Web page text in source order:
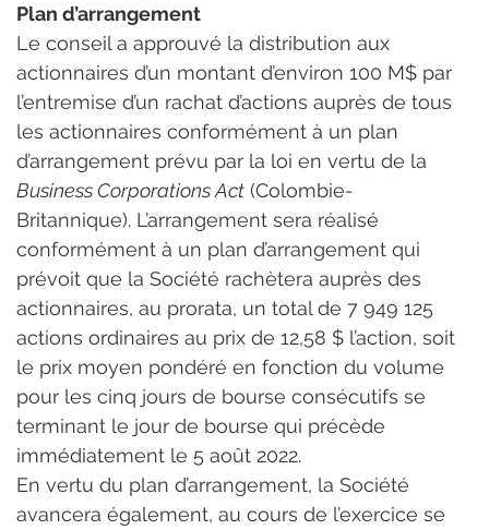
Plan d’arrangement
Le conseil a approuvé la distribution aux
actionnaires d’un montant d’environ 100 M$ par
l’entremise d’un rachat d’actions auprès de tous
les actionnaires conformément à un plan
d’arrangement prévu par la loi en vertu de la
Business Corporations Act (Colombie-
Britannique). L’arrangement sera réalisé
conformément à un plan d’arrangement qui
prévoit que la Société rachètera auprès des
actionnaires, au prorata, un total de 7 949 125
actions ordinaires au prix de 12,58 $ l’action, soit
le prix moyen pondéré en fonction du volume
pour les cinq jours de bourse consécutifs se
terminant le jour de bourse qui précède
immédiatement le 5 août 2022.
En vertu du plan d’arrangement, la Société
avancera également, au cours de l’exercice se